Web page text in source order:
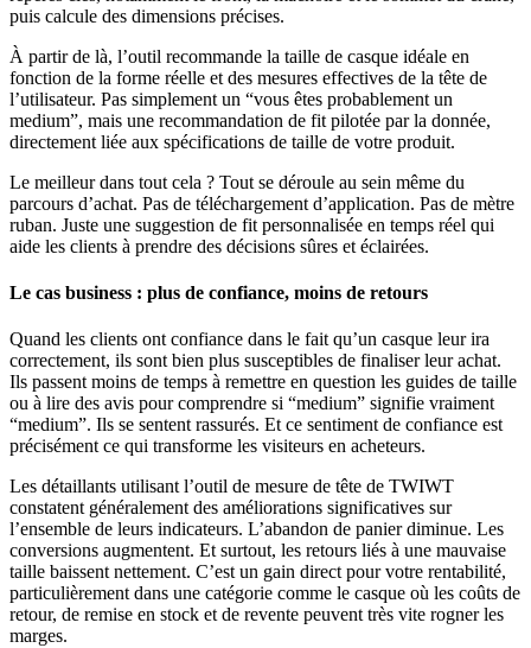
puis calcule des dimensions précises.
À partir de là, l’outil recommande la taille de casque idéale en
fonction de la forme réelle et des mesures effectives de la tête de
l’utilisateur. Pas simplement un “vous êtes probablement un
medium”, mais une recommandation de fit pilotée par la donnée,
directement liée aux spécifications de taille de votre produit.
Le meilleur dans tout cela ? Tout se déroule au sein même du
parcours d’achat. Pas de téléchargement d’application. Pas de mètre
ruban. Juste une suggestion de fit personnalisée en temps réel qui
aide les clients à prendre des décisions sûres et éclairées.
Le cas business : plus de confiance, moins de retours
Quand les clients ont confiance dans le fait qu’un casque leur ira
correctement, ils sont bien plus susceptibles de finaliser leur achat.
Ils passent moins de temps à remettre en question les guides de taille
ou à lire des avis pour comprendre si “medium” signifie vraiment
“medium”. Ils se sentent rassurés. Et ce sentiment de confiance est
précisément ce qui transforme les visiteurs en acheteurs.
Les détaillants utilisant l’outil de mesure de tête de TWIWT
constatent généralement des améliorations significatives sur
l’ensemble de leurs indicateurs. L’abandon de panier diminue. Les
conversions augmentent. Et surtout, les retours liés à une mauvaise
taille baissent nettement. C’est un gain direct pour votre rentabilité,
particulièrement dans une catégorie comme le casque où les coûts de
retour, de remise en stock et de revente peuvent très vite rogner les
marges.